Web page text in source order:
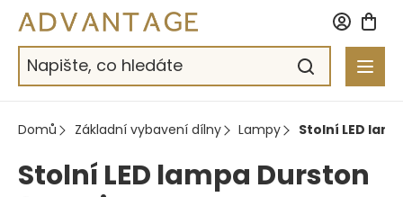
Přejít
obsah
Domů Základní vybavení dílny Lampy Stolní LED
Stolní LED lampa Durston